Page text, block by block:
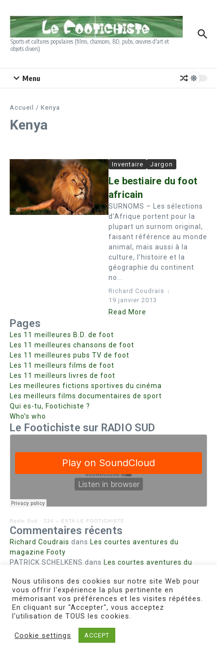
Sports et cultures populaires (films, chansons, BD, pubs, œuvres d'art et
objets divers)
Menu
Accueil / Kenya
Kenya
Inventaire Jargon
Le bestiaire du foot
africain
SURNOMS – Les sélections
d’Afrique portent pour la
plupart un surnom original,
faisant référence au monde
animal, mais aussi à la
culture, l’histoire et la
géographie du continent
no...
Richard Coudrais
19 janvier 2013
Read More
Pages
Les 11 meilleures B.D. de foot
Les 11 meilleures chansons de foot
Les 11 meilleures pubs TV de foot
Les 11 meilleurs films de foot
Les 11 meilleurs livres de foot
Les meilleures fictions sportives du cinéma
Les meilleurs films documentaires de sport
Qui es-tu, Footichiste ?
Who’s who
Le Footichiste sur RADIO SUD
Radio Sud · 234 – ESTA LE FOOTICHISTE
Commentaires récents
Richard Coudrais dans Les courtes aventures du
magazine Footy
PATRICK SCHELKENS dans Les courtes aventures du
Bohn fabiennedans Intrigues sanglantes à Mulhouse
Steph. RUTA dansLust for Nice
MIRMANDdansPieds agiles et champignons
Copyright © 2026 Le Footichiste | Réalisé par
Nous utilisons des cookies sur notre site Web pour
vous offrir l'expérience la plus pertinente en
mémorisant vos préférences et les visites répétées.
En cliquant sur "Accepter", vous acceptez
l'utilisation de TOUS les cookies.
Cookie settings ACCEPT